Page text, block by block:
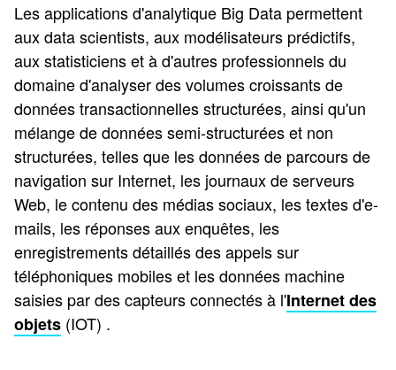
Les applications d'analytique Big Data permettent
aux data scientists, aux modélisateurs prédictifs,
aux statisticiens et à d'autres professionnels du
domaine d'analyser des volumes croissants de
données transactionnelles structurées, ainsi qu'un
mélange de données semi-structurées et non
structurées, telles que les données de parcours de
navigation sur Internet, les journaux de serveurs
Web, le contenu des médias sociaux, les textes d'e-
mails, les réponses aux enquêtes, les
enregistrements détaillés des appels sur
téléphoniques mobiles et les données machine
saisies par des capteurs connectés à l'Internet des
objets (IOT) .